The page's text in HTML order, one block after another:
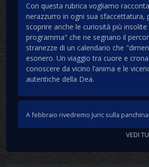
Con questa rubrica vogliamo
nerazzurro in ogni sua sfaccettatura,
scoprire anche le curiosità più
programma" che ne segnano il
stranezze di un calendario che
esonero. Un viaggio tra cuore e
conoscere da vicino l’anima e le
autentiche della Dea.
A febbraio rivedremo Juric sulla panchina
VEDI